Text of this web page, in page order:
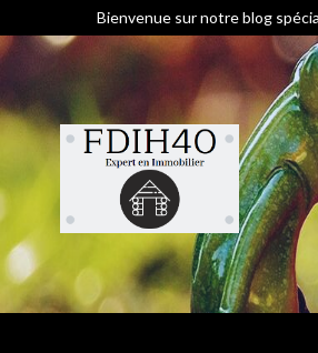
to
content
Bienvenue sur notre blog